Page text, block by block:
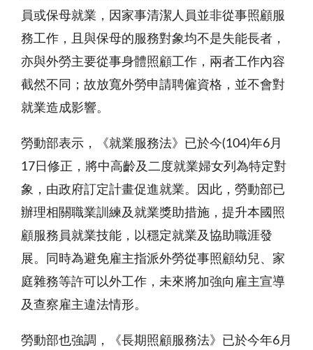
員或保母就業，因家事清潔人員並非從事照顧服
務工作，且與保母的服務對象均不是失能長者，
亦與外勞主要從事身體照顧工作，兩者工作內容
截然不同；故放寬外勞申請聘僱資格，並不會對
就業造成影響。
勞動部表示，《就業服務法》已於今(104)年6月
17日修正，將中高齡及二度就業婦女列為特定對
象，由政府訂定計畫促進就業。因此，勞動部已
辦理相關職業訓練及就業獎助措施，提升本國照
顧服務員就業技能，以穩定就業及協助職涯發
展。同時為避免雇主指派外勞從事照顧幼兒、家
庭雜務等許可以外工作，未來將加強向雇主宣導
及查察雇主違法情形。
勞動部也強調，《長期照顧服務法》已於今年6月